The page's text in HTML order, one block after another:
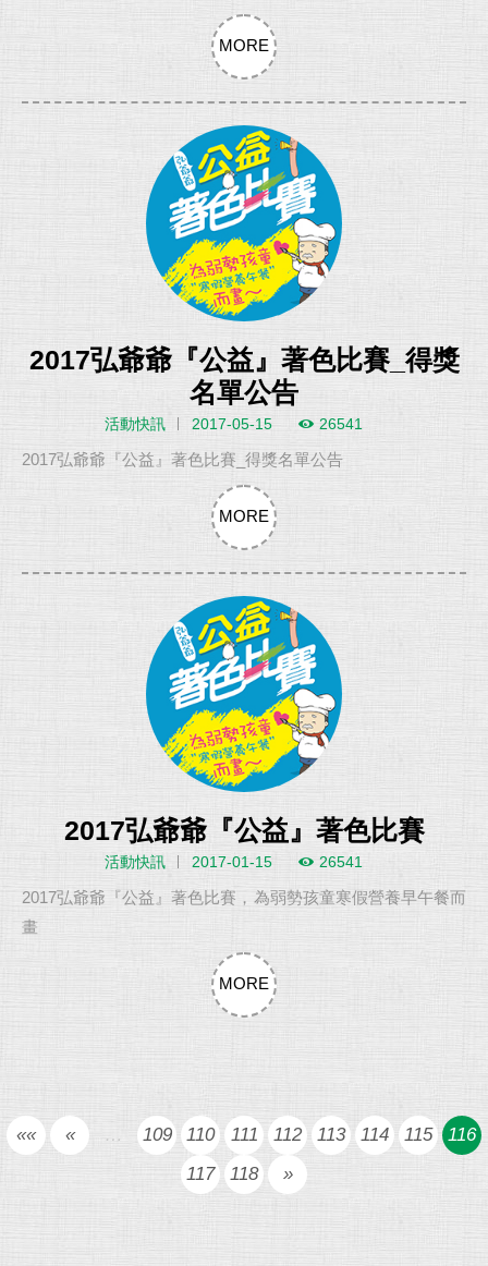
MORE
2017弘爺爺『公益』著色比賽_得獎
名單公告
活動快訊 2017-05-15 26541
2017弘爺爺『公益』著色比賽_得獎名單公告
MORE
2017弘爺爺『公益』著色比賽
活動快訊 2017-01-15 26541
2017弘爺爺『公益』著色比賽，為弱勢孩童寒假營養早午餐而
畫
MORE
«« « … 109 110 111 112 113 114 115
116
117
118 »